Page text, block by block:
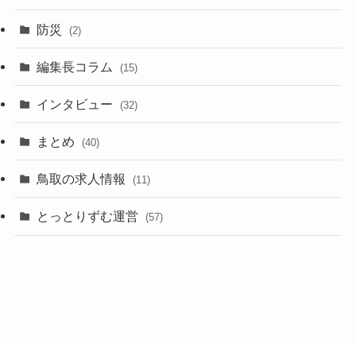
防災 (2)
編集長コラム (15)
インタビュー (32)
まとめ (40)
鳥取の求人情報 (11)
とっとりずむ運営 (57)